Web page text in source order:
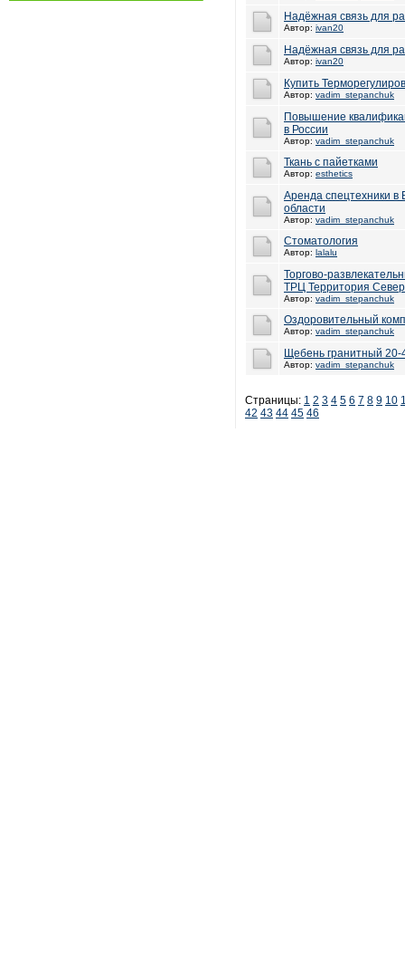
Надёжная связь для
Автор: ivan20
Надёжная связь для
Автор: ivan20
Купить
Автор: vadim_stepanchuk
Повышение
в России
Автор: vadim_stepanchuk
Ткань с пайетками
Автор: esthetics
Аренда спецтехники в
области
Автор: vadim_stepanchuk
Стоматология
Автор: lalalu
Торгово-
ТРЦ Территория
Автор: vadim_stepanchuk
Оздоровительный
Автор: vadim_stepanchuk
Щебень гранитный 20-
Автор: vadim_stepanchuk
Страницы: 1 2 3 4 5 6 7 8 9 10
42 43 44 45 46